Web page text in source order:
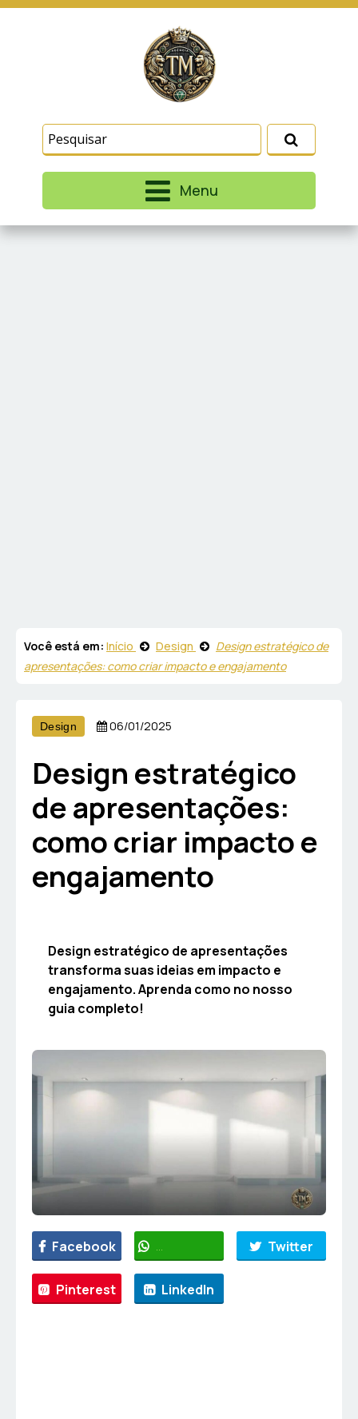
Menu
Você está em: Início Design
Design estratégico de
apresentações: como criar impacto e engajamento
Design 06/01/2025
Design estratégico
de apresentações:
como criar impacto e
engajamento
Design estratégico de apresentações
transforma suas ideias em impacto e
engajamento. Aprenda como no nosso
guia completo!
Facebook WhatsApp Twitter
Pinterest LinkedIn
similares para lembrar e entender como você usa
nosso site, analisar seu uso de nossos produtos
e serviços, ajudar com nossos esforços de
marketing e fornecer conteúdo de terceiros. Leia
Termos e CondiçõesePolítica de